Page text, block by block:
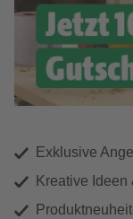
Exklusive
Kreative